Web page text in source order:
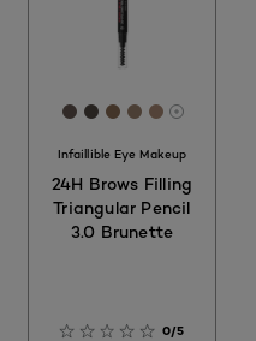
[Color]: #62554E
[Color]: #4E4641
[Color]:
[Color]:
[Color]:
More
Infaillible Eye Makeup
24H Brows Filling
Triangular Pencil
3.0 Brunette
0/5